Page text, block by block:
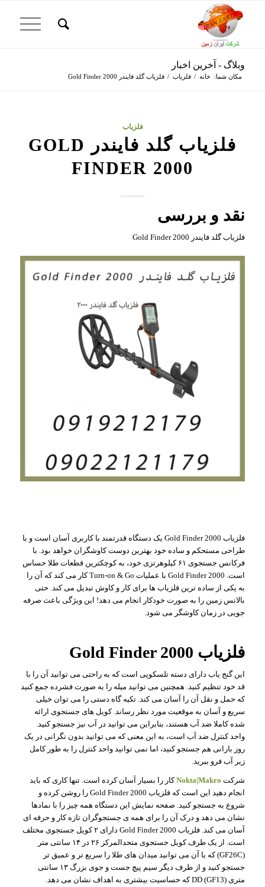
وبلاگ - آخرین اخبار
مکان شما: خانه / فلزیاب / فلزیاب گلد فایندر Gold Finder 2000
فلزیاب
فلزیاب گلد فایندر GOLD
FINDER 2000
نقد و بررسی
فلزیاب گلد فایندر Gold Finder 2000
فلزیاب Gold Finder 2000 یک دستگاه قدرتمند با کاربری آسان است و با
طراحی مستحکم و ساده خود بهترین دوست کاوشگران خواهد بود. با
فرکانس جستجوی ۶۱ کیلوهرتزی خود، به کوچکترین قطعات طلا حساس
است. Gold Finder 2000 با عملیات Turn-on & Go کار می کند که آن را
به یکی از ساده ترین فلزیاب ها برای کار و کاوش تبدیل می کند. حتی
بالانس زمین را به صورت خودکار انجام می دهد! این ویژگی باعث صرفه
جویی در زمان کاوشگر می شود.
فلزیاب Gold Finder 2000
این گنج یاب دارای دسته تلسکوپی است که به راحتی می توانید آن را با
قد خود تنظیم کنید. همچنین می توانید میله را به صورت فشرده جمع کنید
که حمل و نقل آن را آسان می کند. تکیه گاه دستی را می توان خیلی
سریع و آسان به موقعیت مورد نظر رساند. کویل های جستجوی ارائه
شده کاملا ضد آب هستند، بنابراین می توانید در آب نیز جستجو کنید.
واحد کنترل ضد آب است، به این معنی که می توانید بدون نگرانی در یک
روز بارانی هم جستجو کنید، اما نمی توانید واحد کنترل را به طور کامل
زیر آب فرو ببرید.
شرکت Nokta|Makroکار را بسیار آسان کرده است. تنها کاری که باید
انجام دهید این است که فلزیاب Gold Finder 2000 را روشن کرده و
شروع به جستجو کنید. صفحه نمایش این دستگاه همه چیز را با نمادها
نشان می دهد و درک آن را برای همه ی جستجوگران تازه کار و حرفه ای
آسان می کند. فلزیاب Gold Finder 2000 دارای ۲ کویل جستجوی مختلف
است. از یک طرف کویل جستجوی متحدالمرکز ۲۶ در ۱۴ سانتی متر
(GF26C) که با آن می توانید میدان های طلا را سریع تر و عمیق تر
جستجو کنید و از طرف دیگر سیم پیچ جست و جوی بزرگ ۱۳ سانتی
متری DD (GF13) که حساسیت بیشتری به اهداف نشان می دهد.